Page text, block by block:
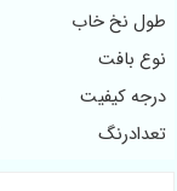
طول نخ خاب
نوع بافت
درجه کیفیت
تعدادرنگ